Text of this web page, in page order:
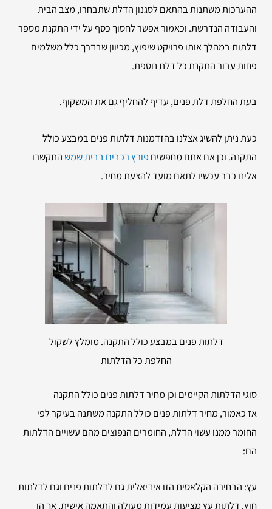
ההערכות משתנות בהתאם לסגנון הדלת שתבחרו, מצב הבית
והעבודה הנדרשת. וכאמור אפשר לחסוך כסף על ידי התקנת מספר
דלתות במהלך אותו פרויקט שיפוץ, מכיוון שבדרך כלל משלמים
פחות עבור התקנת כל דלת נוספת.
בעת החלפת דלת פנים, עדיף להחליף גם את המשקוף.
כעת ניתן להשיג אצלנו בהזדמנות דלתות פנים במבצע כולל
התקנה. וכן אם אתם מחפשים פורץ רכבים בבית שמשהתקשרו
אלינו כבר עכשיו לתאם מועד להצעת מחיר.
דלתות פנים במבצע כולל התקנה. מומלץ לשקול
החלפת כל הדלתות
סוגי הדלתות הקיימים וכן מחיר דלתות פנים כולל התקנה
אז כאמור, מחיר דלתות פנים כולל התקנה משתנה בעיקר לפי
החומר ממנו עשוי הדלת, החומרים הנפוצים מהם עשויים הדלתות
הם:
עץ: הבחירה הקלאסית הזו אידיאלית גם לדלתות פנים וגם לדלתות
חוץ. דלתות עץ מציעות עמידות מעולה והתאמה אישית, אך הן